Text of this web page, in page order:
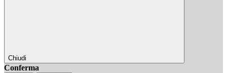
Chiudi
Conferma